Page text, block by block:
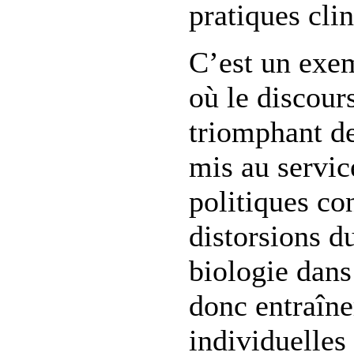
pratiques
C’est un
où le
triomphant
mis au
politiques
distorsions
biologie
donc
individuelles